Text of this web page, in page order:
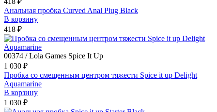
Анальная пробка Curved Anal Plug Black
В корзину
418 ₽
00374 / Lola Games Spice It Up
1 030 ₽
Пробка со смещенным центром тяжести Spice it up Delight
Aquamarine
В корзину
1 030 ₽